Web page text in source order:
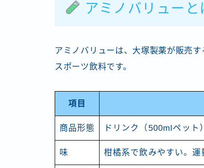
アミノバリューと
アミノバリューは、大塚製薬が販売す
スポーツ飲料です。
項目
商品形態 ドリンク（500mlペッ
味 柑橘系で飲みやすい。